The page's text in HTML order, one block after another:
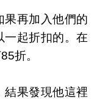
果再加入他們的
一起折扣的。在
折。
結果發現他這裡